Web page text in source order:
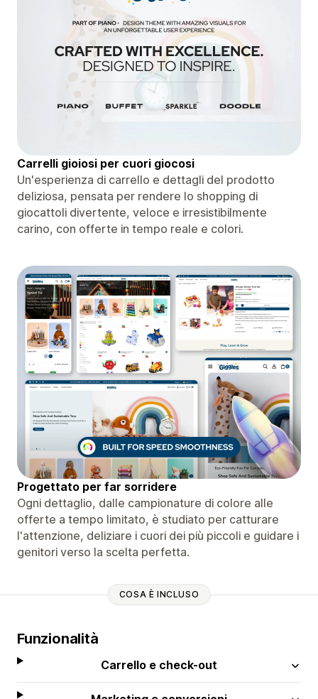
Carrelli gioiosi per cuori giocosi
Un'esperienza di carrello e dettagli del prodotto
deliziosa, pensata per rendere lo shopping di
giocattoli divertente, veloce e irresistibilmente
carino, con offerte in tempo reale e colori.
Progettato per far sorridere
Ogni dettaglio, dalle campionature di colore alle
offerte a tempo limitato, è studiato per catturare
l'attenzione, deliziare i cuori dei più piccoli e guidare i
genitori verso la scelta perfetta.
COSA È INCLUSO
Funzionalità
Carrello e check-out